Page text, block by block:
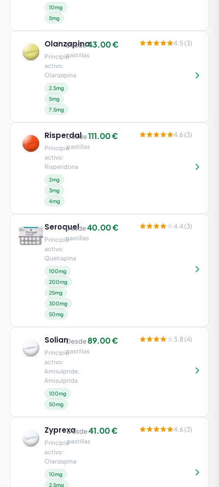
Solian
Principio
activo:
Amisulpride,
Amisulprida
100mg
50mg
Desde89.00 €
pastillas
3.8 (4)
10mg
5mg
Zyprexa
Principio
activo:
Olanzapina
10mg
2.5mg
Desde41.00 €
pastillas
4.6 (3)
Risperdal
Principio
activo:
Risperidona
2mg
3mg
4mg
Desde111.00 €
pastillas
4.6 (3)
Olanzapina
Principio
activo:
Olanzapina
2.5mg
5mg
7.5mg
Desde43.00 €
pastillas
4.5 (3)
Seroquel
Principio
activo:
Quetiapina
100mg
200mg
25mg
300mg
50mg
Desde40.00 €
pastillas
4.4 (3)